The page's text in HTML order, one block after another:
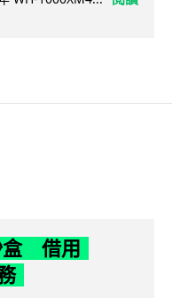
盒 借用